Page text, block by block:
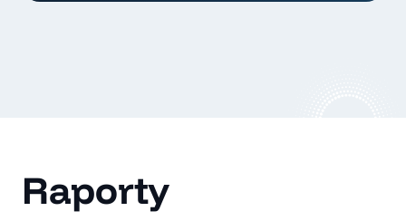
Raporty